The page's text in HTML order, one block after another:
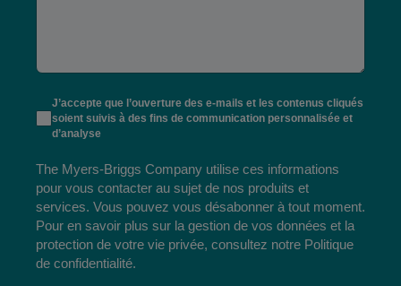
J’accepte que l’ouverture des e-mails et les contenus cliqués
soient suivis à des fins de communication personnalisée et
d’analyse
The Myers-Briggs Company utilise ces informations
pour vous contacter au sujet de nos produits et
services. Vous pouvez vous désabonner à tout moment.
Pour en savoir plus sur la gestion de vos données et la
protection de votre vie privée, consultez notre Politique
de confidentialité.